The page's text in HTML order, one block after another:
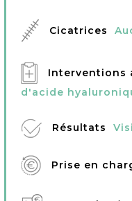
Cicatrices
Interventions
d'acide
Résultats
Prise en